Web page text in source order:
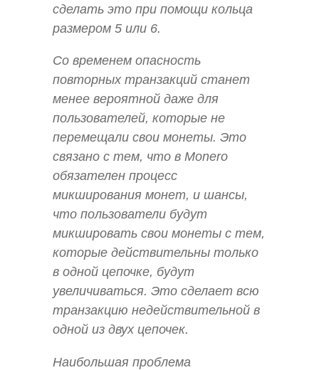
сделать это при помощи кольца
размером 5 или 6.
Со временем опасность
повторных транзакций станет
менее вероятной даже для
пользователей, которые не
перемещали свои монеты. Это
связано с тем, что в Monero
обязателен процесс
микширования монет, и шансы,
что пользователи будут
микшировать свои монеты с тем,
которые действительны только
в одной цепочке, будут
увеличиваться. Это сделает всю
транзакцию недействительной в
одной из двух цепочек.
Наибольшая проблема